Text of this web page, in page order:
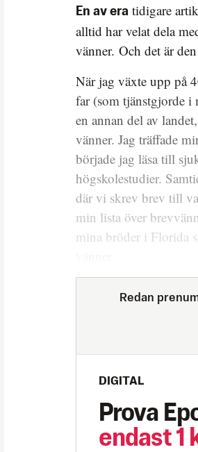
En av era tidigare
alltid har velat dela
vänner. Och det är
När jag växte upp på
far (som tjänstgjorde
en annan del av
vänner. Jag träffade
började jag läsa till
högskolestudier.
där vi skrev brev till
min lista över
mina bröder i Florida
Redan
DIGITAL
Prova
endast 1